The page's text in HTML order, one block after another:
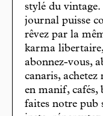
stylé du vintage.
journal puisse
rêvez par la
karma
abonnez-vous,
canaris, achetez
en manif,
faites notre pub